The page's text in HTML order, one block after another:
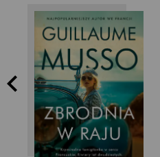
Guillaume Musso